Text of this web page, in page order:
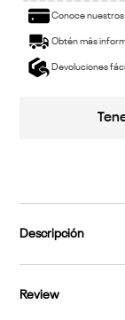
Conoce
Obtén más
Devoluciones
Descripción
Review